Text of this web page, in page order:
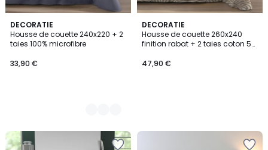
DECORATIE
Housse de couette 240x220 + 2
taies 100% microfibre
33,90 €
3
Couleurs
DECORATIE
Housse de couette 260x240
finition rabat + 2 taies coton 57
47,90 €